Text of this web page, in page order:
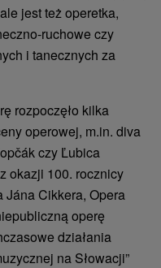
jest też operetka,
ruchowe czy
i tanecznych za
rozpoczęło kilka
operowej, m.in. diva
czy Ľubica
okazji 100. rocznicy
Jána Cikkera, Opera
operę
działania
na Słowacji”